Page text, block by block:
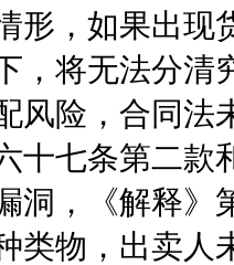
形，如果出现
，将无法分清
风险，合同法
十七条第二款
洞，《解释》
类物，出卖人